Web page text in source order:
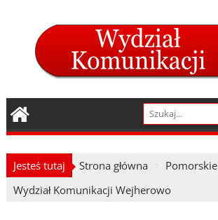
Jesteś tutaj Strona główna
Pomorskie
Wydział Komunikacji Wejherowo